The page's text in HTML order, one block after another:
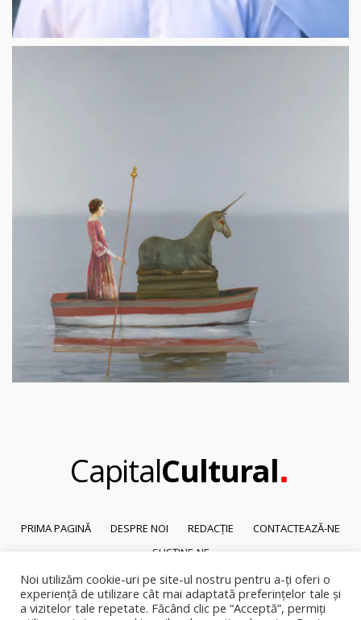
CapitalCultural.
PRIMA PAGINĂ DESPRE NOI REDACȚIE
CONTACTEAZĂ-NE
SUSȚINE-NE
© 2026Capital Cultural
Reproducerea integrală sau parțială a textelor sau a ilustrațiilor din orice
Noi utilizăm cookie-uri pe site-ul nostru pentru a-ți oferi o
experiență de utilizare cât mai adaptată preferințelor tale și
a vizitelor tale repetate. Făcând clic pe “Acceptă”, permiți